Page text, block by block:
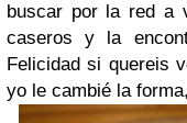
buscar por la red a
caseros y la
Felicidad si quereis
yo le cambié la